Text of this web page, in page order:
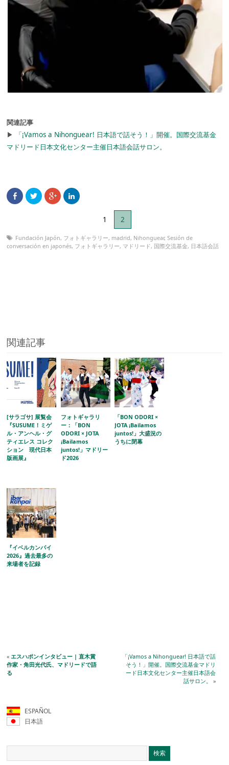
関連記事
▶︎
「¡Vamos a Nihonguear! 日本語で話そう！」開催。国際交流基金
マドリード日本文化センター主催日本語会話サロン。
1 2
Fundación Japón, フォトギャラリー, madrid, Nihonguear,Sesión de
conversación en japonés, フォトギャラリー, マドリード, 国際交流基金, 日本語会話
関連記事
[サラゴサ] 展覧会
『SUSUME！ミゲ
ル・アンヘル・グ
ティエレス コレク
ション 現代日本
版画展』
フォトギャラリ
ー：「BON
ODORI × JOTA
¡Bailamos
juntos!」マドリー
ド2026
「BON ODORI ×
JOTA ¡Bailamos
juntos!」大盛況の
うちに閉幕
『イベルカンパイ
2026』過去最多の
来場者を記録
« エスハポンインタビュー | 直木賞
作家・角田光代氏、マドリードで語
る
「¡Vamos a Nihonguear! 日本語で話
そう！」開催。国際交流基金マドリ
ード日本文化センター主催日本語会
話サロン。
»
ESPAÑOL
日本語